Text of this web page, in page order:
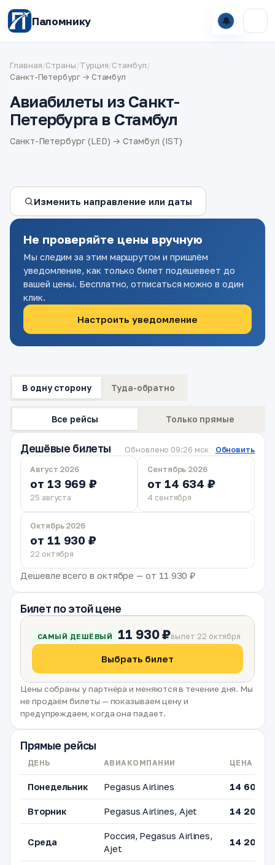
Паломнику 🔔
Главная/Страны/Турция/Стамбул/
Санкт-Петербург → Стамбул
Авиабилеты из Санкт-
Петербурга в Стамбул
Санкт-Петербург (LED) → Стамбул (IST)
Изменить направление или даты
Не проверяйте цены вручную
Мы следим за этим маршрутом и пришлём
уведомление, как только билет подешевеет до
вашей цены. Бесплатно, отписаться можно в один
клик.
Настроить уведомление
В одну сторону Туда-обратно
Все рейсы Только прямые
Дешёвые билеты Обновлено 09:26 мск Обновить
Август 2026
от 13 969 ₽
25 августа
Сентябрь 2026
от 14 634 ₽
4 сентября
Октябрь 2026
от 11 930 ₽
22 октября
Дешевле всего в октябре — от 11 930 ₽
Билет по этой цене
САМЫЙ ДЕШЁВЫЙ 11 930 ₽вылет 22 октября
Выбрать билет
Цены собраны у партнёра и меняются в течение дня. Мы
не продаём билеты — показываем цену и
предупреждаем, когда она падает.
Прямые рейсы
ДЕНЬ АВИАКОМПАНИИ ЦЕНА ОТ
Понедельник Pegasus Airlines 14 607 ₽
Вторник Pegasus Airlines, Ajet 14 205 ₽
Среда
Россия, Pegasus Airlines,
Ajet
14 205 ₽